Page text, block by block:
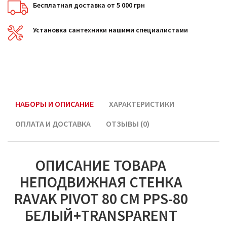
Бесплатная доставка от 5 000 грн
Установка сантехники нашими специалистами
НАБОРЫ И ОПИСАНИЕ
ХАРАКТЕРИСТИКИ
ОПЛАТА И ДОСТАВКА
ОТЗЫВЫ (0)
ОПИСАНИЕ ТОВАРА
НЕПОДВИЖНАЯ СТЕНКА
RAVAK PIVOT 80 СМ PPS-80
БЕЛЫЙ+TRANSPARENT